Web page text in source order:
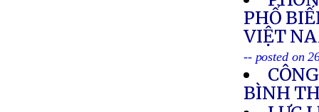
PHỔ
VIỆT
-- posted on
BÌNH